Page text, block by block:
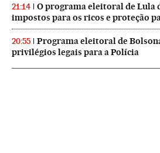
21:14
O programa eleitoral de Lula
impostos para os ricos e proteção
20:55
Programa eleitoral de
privilégios legais para a Polícia